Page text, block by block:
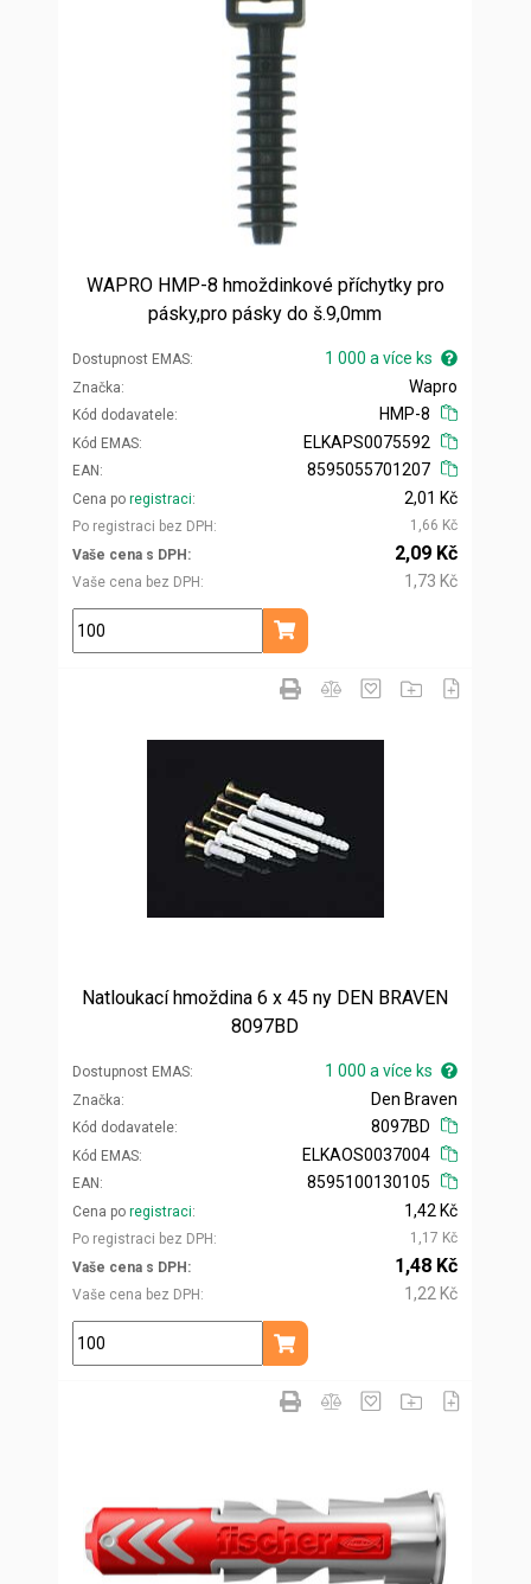
WAPRO HMP-8 hmoždinkové příchytky pro
pásky,pro pásky do š.9,0mm
Dostupnost EMAS 1 000 a více ks
Značka
Kód dodavatele
Wapro
HMP-8
Kód EMAS
EAN
ELKAPS0075592
8595055701207
Cena po registraci
Po registraci bez DPH
2,01 Kč
1,66 Kč
Vaše cena s DPH
Vaše cena bez DPH
2,09 Kč
1,73 Kč
ks
Přidat do košíku
Natloukací hmoždina 6 x 45 ny DEN BRAVEN
8097BD
Dostupnost EMAS 1 000 a více ks
Značka
Kód dodavatele
Den Braven
8097BD
Kód EMAS
EAN
ELKAOS0037004
8595100130105
Cena po registraci
Po registraci bez DPH
1,42 Kč
1,17 Kč
Vaše cena s DPH
Vaše cena bez DPH
1,48 Kč
1,22 Kč
ks
Přidat do košíku